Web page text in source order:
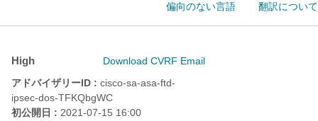
偏向のない言語
翻訳について
High Download CVRF Email
アドバイザリーID : cisco-sa-asa-ftd-
ipsec-dos-TFKQbgWC
初公開日 : 2021-07-15 16:00